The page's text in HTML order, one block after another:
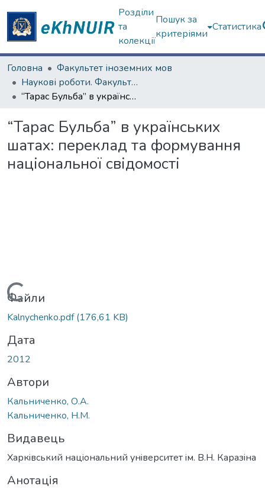
Розділи
та
колекції
Пошук за
критеріями
Статистика
Головна
Факультет іноземних мов
Наукові роботи. Факультет іноземних мов
“Тарас Бульба” в українських шатах: переклад та формування національної свідомості
“Тарас Бульба” в українських
шатах: переклад та формування
національної свідомості
Вантажиться...
Файли
Kalnychenko.pdf(176,61 KB)
Дата
2012
Автори
Кальниченко, О.А.
Кальниченко, Н.М.
Видавець
Харкiвський нацiональний унiверситет iм. В.Н. Каразiна
Анотація